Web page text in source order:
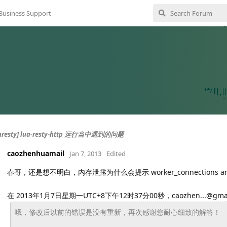
Support
lua-resty-http 运行当中遇到的问题
caozhenhuamail Jan 7, 2013 Edited
春哥，还是想不明白，内存泄露为什么会提示 worker_connections
在 2013年1月7日星期一UTC+8下午12时37分00秒，
哦，修改后以前的错误是没有重新，再次感谢您耐心细致的解答！